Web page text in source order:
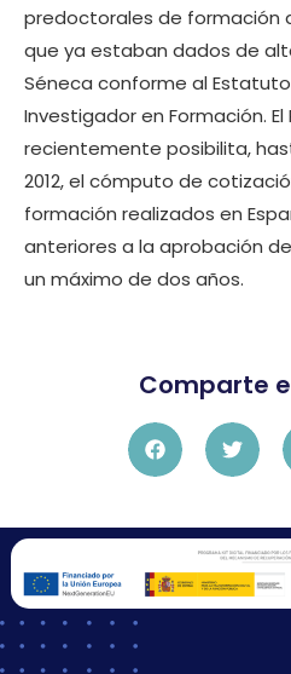
predoctorales de formación
que ya estaban dados de
Séneca conforme al
Investigador en Formación.
recientemente posibilita,
2012, el cómputo de
formación realizados en
anteriores a la aprobación
un máximo de dos años.
Comparte